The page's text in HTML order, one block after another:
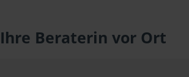
Ihre Beraterin vor Ort